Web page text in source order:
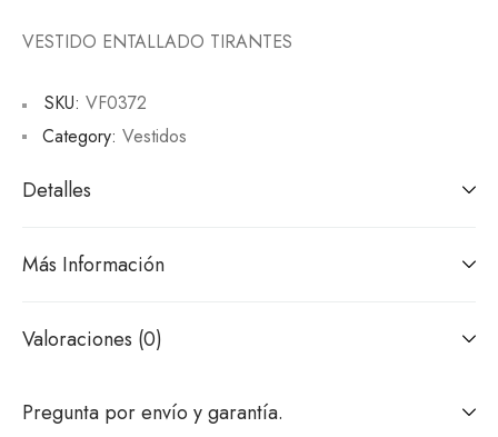
VESTIDO ENTALLADO TIRANTES
SKU: VF0372
Category: Vestidos
Detalles
Más Información
Valoraciones (0)
Pregunta por envío y garantía.